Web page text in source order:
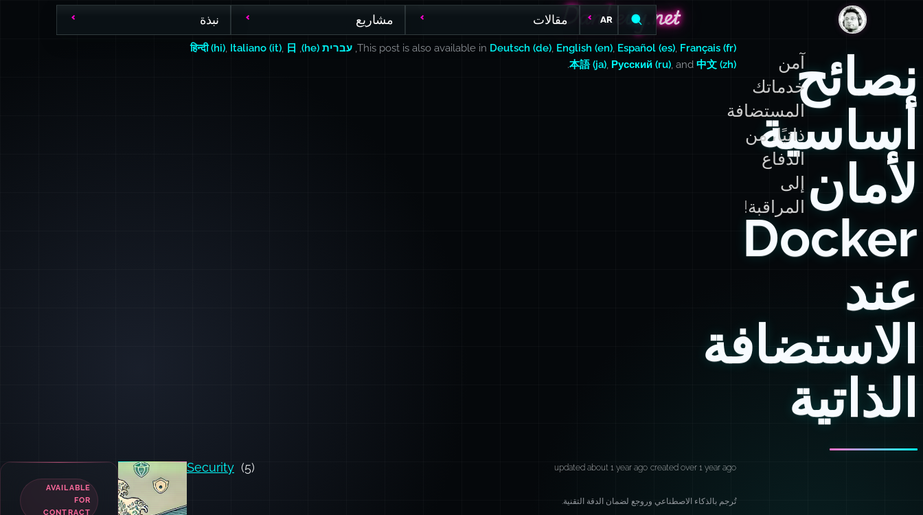
DanLevy.net
DanLevy.net
DanLevy.net
AR مقالات مشاريع نبذة
نصائح
أساسية
لأمان
Docker
عند
الاستضافة
الذاتية
آمن
خدماتك
المستضافة
ذاتيًا، من
الدفاع
إلى
المراقبة!
This post is also available in Deutsch (de) English (en) Español (es) Français (fr) עברית (he) हिन्दी (hi) Italiano (it)
日
本語 (ja) Русский (ru) , and 中文 (zh)
.
created over 1 year ago
updated about 1 year ago
Security (5)
تُرجم بالذكاء الاصطناعي وروجع لضمان الدقة التقنية.
© 2025 Dan
Levy
AI
ARCHITECTURE